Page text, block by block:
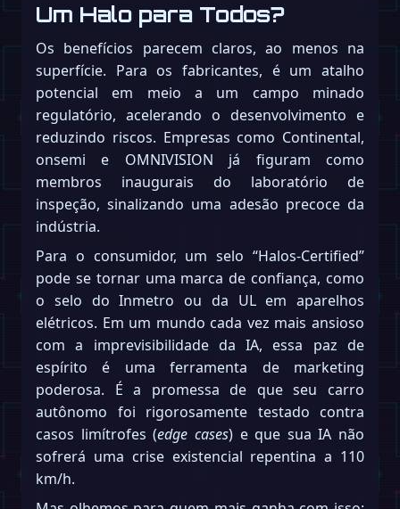
Um Halo para Todos?
Os benefícios parecem claros, ao menos na
superfície. Para os fabricantes, é um atalho
potencial em meio a um campo minado
regulatório, acelerando o desenvolvimento e
reduzindo riscos. Empresas como Continental,
onsemi e OMNIVISION já figuram como
membros inaugurais do laboratório de
inspeção, sinalizando uma adesão precoce da
indústria.
Para o consumidor, um selo “Halos-Certified”
pode se tornar uma marca de confiança, como
o selo do Inmetro ou da UL em aparelhos
elétricos. Em um mundo cada vez mais ansioso
com a imprevisibilidade da IA, essa paz de
espírito é uma ferramenta de marketing
poderosa. É a promessa de que seu carro
autônomo foi rigorosamente testado contra
casos limítrofes (edge cases) e que sua IA não
sofrerá uma crise existencial repentina a 110
km/h.